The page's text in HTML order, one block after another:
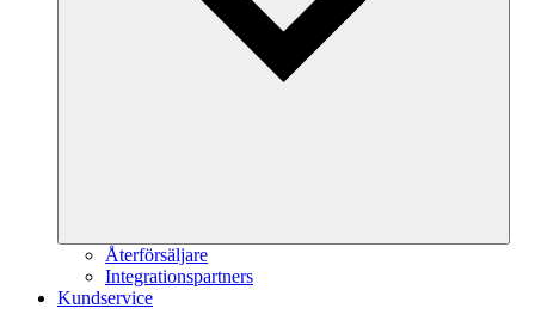
Återförsäljare
Integrationspartners
Kundservice